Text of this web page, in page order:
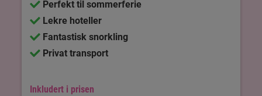
Perfekt til sommerferie
Lekre hoteller
Fantastisk snorkling
Privat transport
Inkludert i prisen